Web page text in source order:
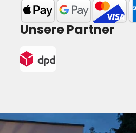
Unsere Partner